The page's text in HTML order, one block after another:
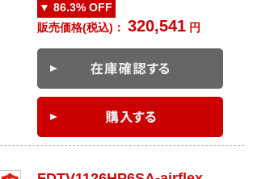
▼ 86.3% OFF
販売価格(税込)：320,541 円